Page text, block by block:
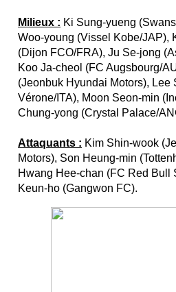
Milieux : Ki Sung-yueng
Woo-young (Vissel Kobe/JAP),
(Dijon FCO/FRA), Ju Se-jong
Koo Ja-cheol (FC Augsbourg/
(Jeonbuk Hyundai Motors), Lee
Vérone/ITA), Moon Seon-min
Chung-yong (Crystal Palace/
Attaquants : Kim Shin-wook
Motors), Son Heung-min
Hwang Hee-chan (FC Red Bull
Keun-ho (Gangwon FC).